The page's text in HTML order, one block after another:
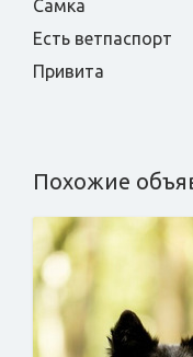
Самка
Есть ветпаспорт
Привита
Похожие